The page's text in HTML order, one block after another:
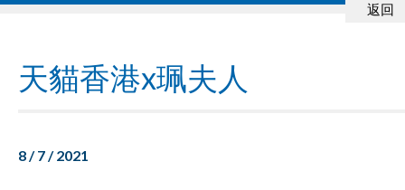
返回
天貓香港x珮夫人
8 / 7 / 2021